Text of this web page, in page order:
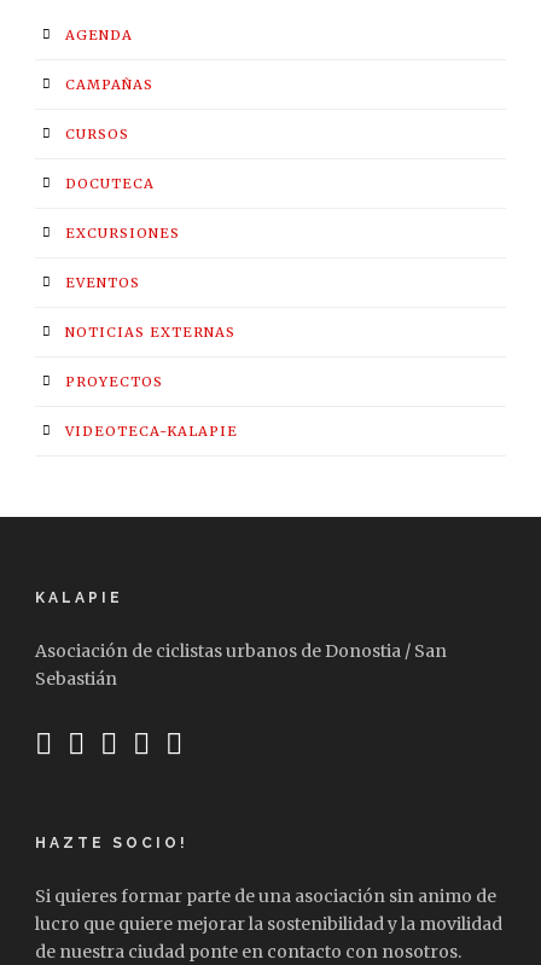
AGENDA
CAMPAÑAS
CURSOS
DOCUTECA
EXCURSIONES
EVENTOS
NOTICIAS EXTERNAS
PROYECTOS
VIDEOTECA-KALAPIE
KALAPIE
Asociación de ciclistas urbanos de Donostia / San
Sebastián
HAZTE SOCIO!
Si quieres formar parte de una asociación sin animo de
lucro que quiere mejorar la sostenibilidad y la movilidad
de nuestra ciudad ponte en contacto con nosotros.